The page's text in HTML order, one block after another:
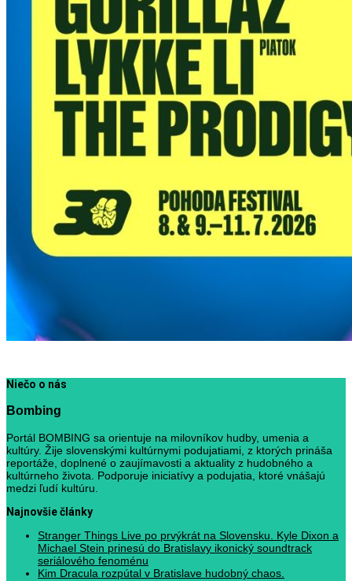
Niečo o nás
Bombing
Portál BOMBING sa orientuje na milovníkov hudby, umenia a
kultúry. Žije slovenskými kultúrnymi podujatiami, z ktorých prináša
reportáže, doplnené o zaujímavosti a aktuality z hudobného a
kultúrneho života. Podporuje iniciatívy a podujatia, ktoré vnášajú
medzi ľudí kultúru.
Najnovšie články
Stranger Things Live po prvýkrát na Slovensku. Kyle Dixon a
Michael Stein prinesú do Bratislavy ikonický soundtrack
seriálového fenoménu
Kim Dracula rozpútal v Bratislave hudobný chaos.